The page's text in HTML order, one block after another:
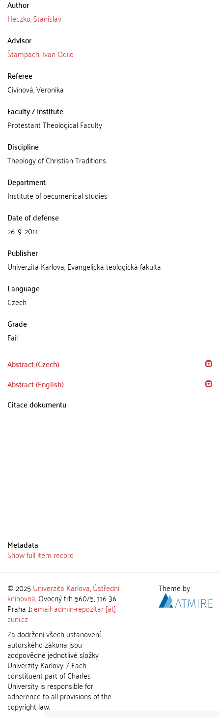
Author
Heczko, Stanislav
Advisor
Štampach, Ivan Odilo
Referee
Civínová, Veronika
Faculty / Institute
Protestant Theological Faculty
Discipline
Theology of Christian Traditions
Department
Institute of oecumenical studies
Date of defense
26. 9. 2011
Publisher
Univerzita Karlova, Evangelická teologická fakulta
Language
Czech
Grade
Fail
Abstract (Czech)
Abstract (English)
Citace dokumentu
Metadata
Show full item record
© 2025 Univerzita Karlova,Ústřední
knihovna, Ovocný trh 560/5, 116 36
Praha 1;email: admin-repozitar [at]
cuni.cz
Za dodržení všech ustanovení
autorského zákona jsou
zodpovědné jednotlivé složky
Univerzity Karlovy. / Each
constituent part of Charles
University is responsible for
adherence to all provisions of the
copyright law.
Theme by